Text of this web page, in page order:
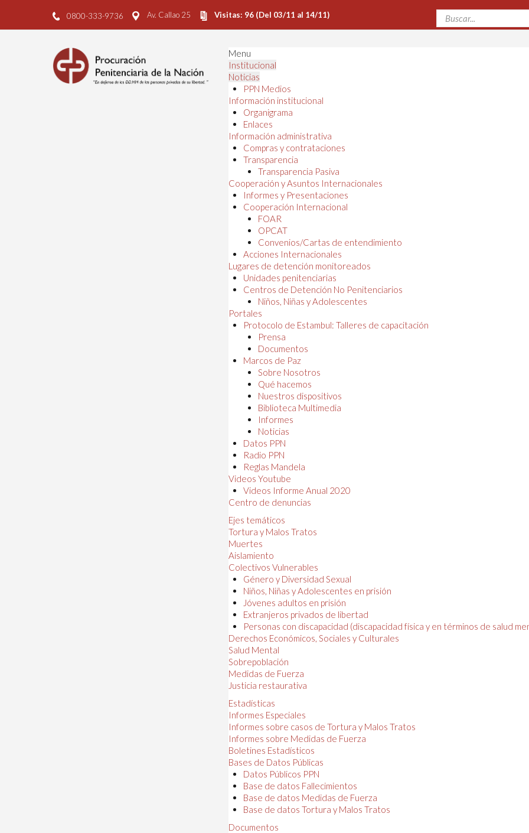
0800-333-9736 Av. Callao 25 Visitas: 96 (Del 03/11 al 14/11)
Menu
Institucional
Noticias
PPN Medios
Información institucional
Organigrama
Enlaces
Información administrativa
Compras y contrataciones
Transparencia
Transparencia Pasiva
Cooperación y Asuntos Internacionales
Informes y Presentaciones
Cooperación Internacional
FOAR
OPCAT
Convenios/Cartas de entendimiento
Acciones Internacionales
Lugares de detención monitoreados
Unidades penitenciarias
Centros de Detención No Penitenciarios
Niños, Niñas y Adolescentes
Portales
Protocolo de Estambul: Talleres de capacitación
Prensa
Documentos
Marcos de Paz
Sobre Nosotros
Qué hacemos
Nuestros dispositivos
Biblioteca Multimedia
Informes
Noticias
Datos PPN
Radio PPN
Reglas Mandela
Videos Youtube
Videos Informe Anual 2020
Centro de denuncias
Ejes temáticos
Tortura y Malos Tratos
Muertes
Aislamiento
Colectivos Vulnerables
Género y Diversidad Sexual
Niños, Niñas y Adolescentes en prisión
Jóvenes adultos en prisión
Extranjeros privados de libertad
Personas con discapacidad (discapacidad física y en términos de salud
Derechos Económicos, Sociales y Culturales
Salud Mental
Sobrepoblación
Medidas de Fuerza
Justicia restaurativa
Estadísticas
Informes Especiales
Informes sobre casos de Tortura y Malos Tratos
Informes sobre Medidas de Fuerza
Boletines Estadísticos
Bases de Datos Públicas
Datos Públicos PPN
Base de datos Fallecimientos
Base de datos Medidas de Fuerza
Base de datos Tortura y Malos Tratos
Documentos